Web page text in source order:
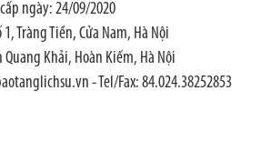
cấp ngày: 24/09/2020
Tràng Tiền, Cửa Nam, Hà Nội
Quang Khải, Hoàn Kiếm, Hà Nội
- Tel/Fax: 84.024.38252853